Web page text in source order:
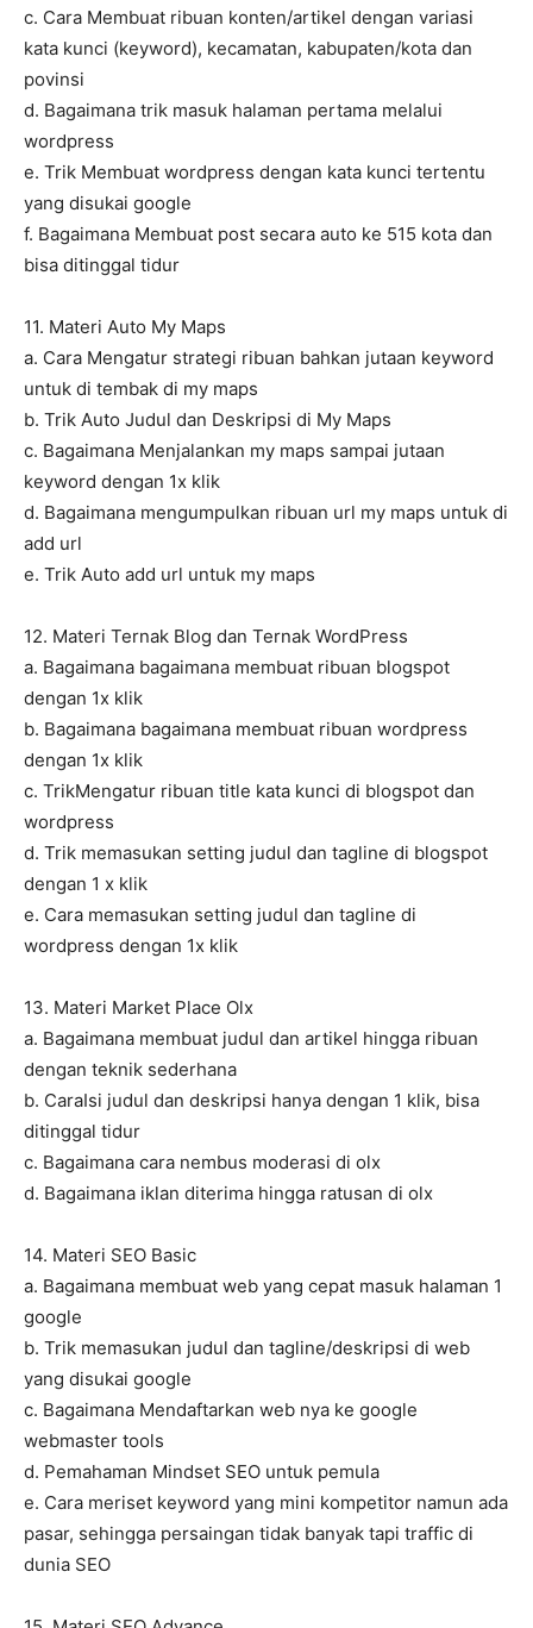
c. Cara Membuat ribuan konten/artikel dengan variasi
kata kunci (keyword), kecamatan, kabupaten/kota dan
povinsi
d. Bagaimana trik masuk halaman pertama melalui
wordpress
e. Trik Membuat wordpress dengan kata kunci tertentu
yang disukai google
f. Bagaimana Membuat post secara auto ke 515 kota dan
bisa ditinggal tidur
11. Materi Auto My Maps
a. Cara Mengatur strategi ribuan bahkan jutaan keyword
untuk di tembak di my maps
b. Trik Auto Judul dan Deskripsi di My Maps
c. Bagaimana Menjalankan my maps sampai jutaan
keyword dengan 1x klik
d. Bagaimana mengumpulkan ribuan url my maps untuk di
add url
e. Trik Auto add url untuk my maps
12. Materi Ternak Blog dan Ternak WordPress
a. Bagaimana bagaimana membuat ribuan blogspot
dengan 1x klik
b. Bagaimana bagaimana membuat ribuan wordpress
dengan 1x klik
c. TrikMengatur ribuan title kata kunci di blogspot dan
wordpress
d. Trik memasukan setting judul dan tagline di blogspot
dengan 1 x klik
e. Cara memasukan setting judul dan tagline di
wordpress dengan 1x klik
13. Materi Market Place Olx
a. Bagaimana membuat judul dan artikel hingga ribuan
dengan teknik sederhana
b. CaraIsi judul dan deskripsi hanya dengan 1 klik, bisa
ditinggal tidur
c. Bagaimana cara nembus moderasi di olx
d. Bagaimana iklan diterima hingga ratusan di olx
14. Materi SEO Basic
a. Bagaimana membuat web yang cepat masuk halaman 1
google
b. Trik memasukan judul dan tagline/deskripsi di web
yang disukai google
c. Bagaimana Mendaftarkan web nya ke google
webmaster tools
d. Pemahaman Mindset SEO untuk pemula
e. Cara meriset keyword yang mini kompetitor namun ada
pasar, sehingga persaingan tidak banyak tapi traffic di
dunia SEO